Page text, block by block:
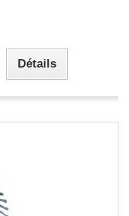
Détails